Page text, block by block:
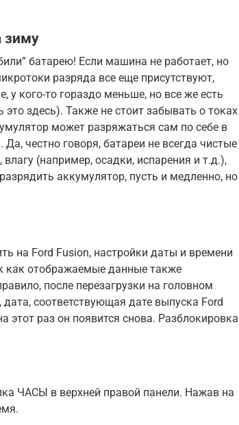
зиму
батарею! Если машина не работает, но
разряда все еще присутствуют,
у кого-то гораздо меньше, но все же есть
это здесь). Также не стоит забывать о токах
может разряжаться сам по себе в
честно говоря, батареи не всегда чистые
(например, осадки, испарения и т.д.),
аккумулятор, пусть и медленно, но
на Ford Fusion, настройки даты и времени
как отображаемые данные также
после перезагрузки на головном
соответствующая дате выпуска Ford
этот раз он появится снова. Разблокировка
ЧАСЫ в верхней правой панели. Нажав на